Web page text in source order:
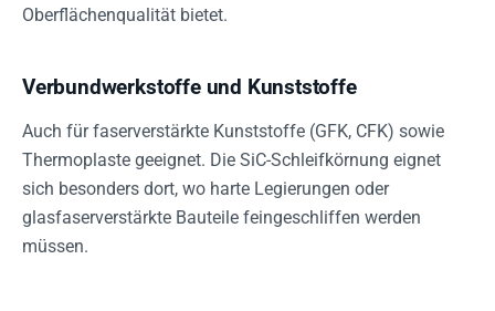
Oberflächenqualität bietet.
Verbundwerkstoffe und Kunststoffe
Auch für faserverstärkte Kunststoffe (GFK, CFK) sowie
Thermoplaste geeignet. Die SiC-Schleifkörnung eignet
sich besonders dort, wo harte Legierungen oder
glasfaserverstärkte Bauteile feingeschliffen werden
müssen.